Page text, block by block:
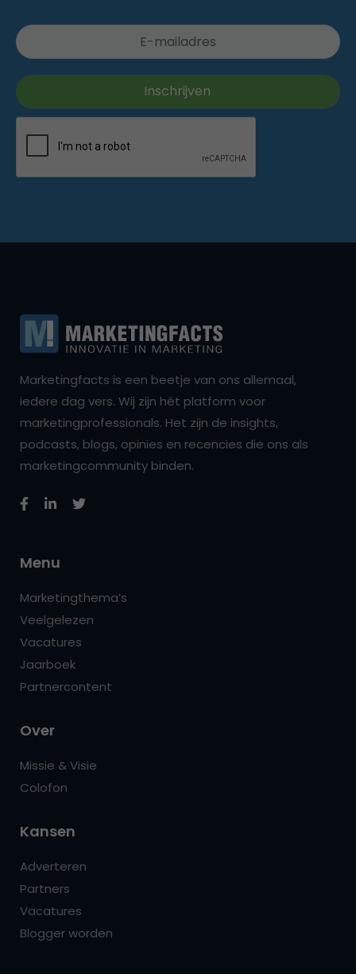
Marketingfacts is een beetje van ons allemaal,
iedere dag vers. Wij zijn hét platform voor
marketingprofessionals. Het zijn de insights,
podcasts, blogs, opinies en recencies die ons als
marketingcommunity binden.
Menu
Marketingthema’s
Veelgelezen
Vacatures
Jaarboek
Partnercontent
Over
Missie & Visie
Colofon
Kansen
Adverteren
Partners
Vacatures
Blogger worden